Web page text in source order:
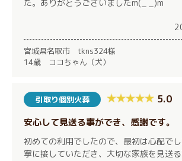
た。ありがとうございましたm(_ _)m
宮城県名取市 tkns324様
14歳 ココちゃん（犬）
引取り個別火葬 5.0
安心して見送る事ができ、感謝です。
初めての利用でしたので、最初は心配で
寧に接していただき、大切な家族を見送